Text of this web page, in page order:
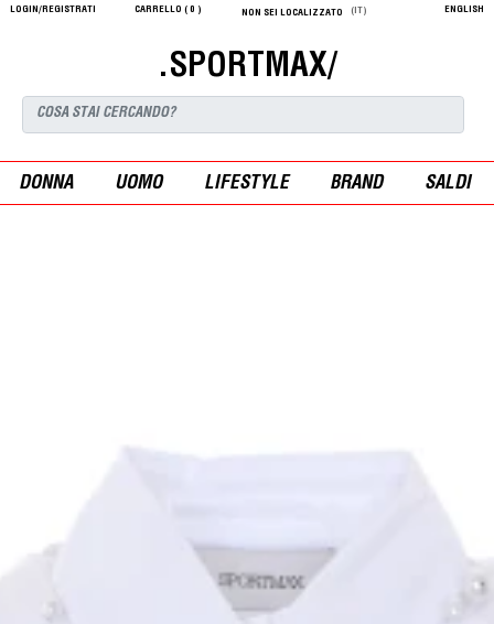
LOGIN/REGISTRATI CARRELLO ( 0 ) NON SEI LOCALIZZATO (IT) ENGLISH
.SPORTMAX/
DONNA UOMO LIFESTYLE BRAND SALDI